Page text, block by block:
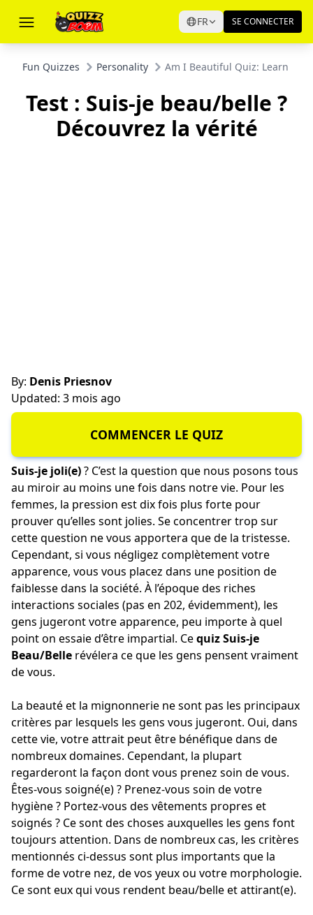
FR SE CONNECTER
Fun Quizzes Personality Am I Beautiful Quiz: Learn the
Test : Suis-je beau/belle ?
Découvrez la vérité
By: Denis Priesnov
Updated: 3 mois ago
COMMENCER LE QUIZ
Suis-je joli(e)? C’est la question que nous posons tous
au miroir au moins une fois dans notre vie. Pour les
femmes, la pression est dix fois plus forte pour
prouver qu’elles sont jolies. Se concentrer trop sur
cette question ne vous apportera que de la tristesse.
Cependant, si vous négligez complètement votre
apparence, vous vous placez dans une position de
faiblesse dans la société. À l’époque des riches
interactions sociales (pas en 202, évidemment), les
gens jugeront votre apparence, peu importe à quel
point on essaie d’être impartial. Cequiz Suis-je
Beau/Belle révélera ce que les gens pensent vraiment
de vous.
La beauté et la mignonnerie ne sont pas les principaux
critères par lesquels les gens vous jugeront. Oui, dans
cette vie, votre attrait peut être bénéfique dans de
nombreux domaines. Cependant, la plupart
regarderont la façon dont vous prenez soin de vous.
Êtes-vous soigné(e) ? Prenez-vous soin de votre
hygiène ? Portez-vous des vêtements propres et
soignés ? Ce sont des choses auxquelles les gens font
toujours attention. Dans de nombreux cas, les critères
mentionnés ci-dessus sont plus importants que la
forme de votre nez, de vos yeux ou votre morphologie.
Ce sont eux qui vous rendent beau/belle et attirant(e).